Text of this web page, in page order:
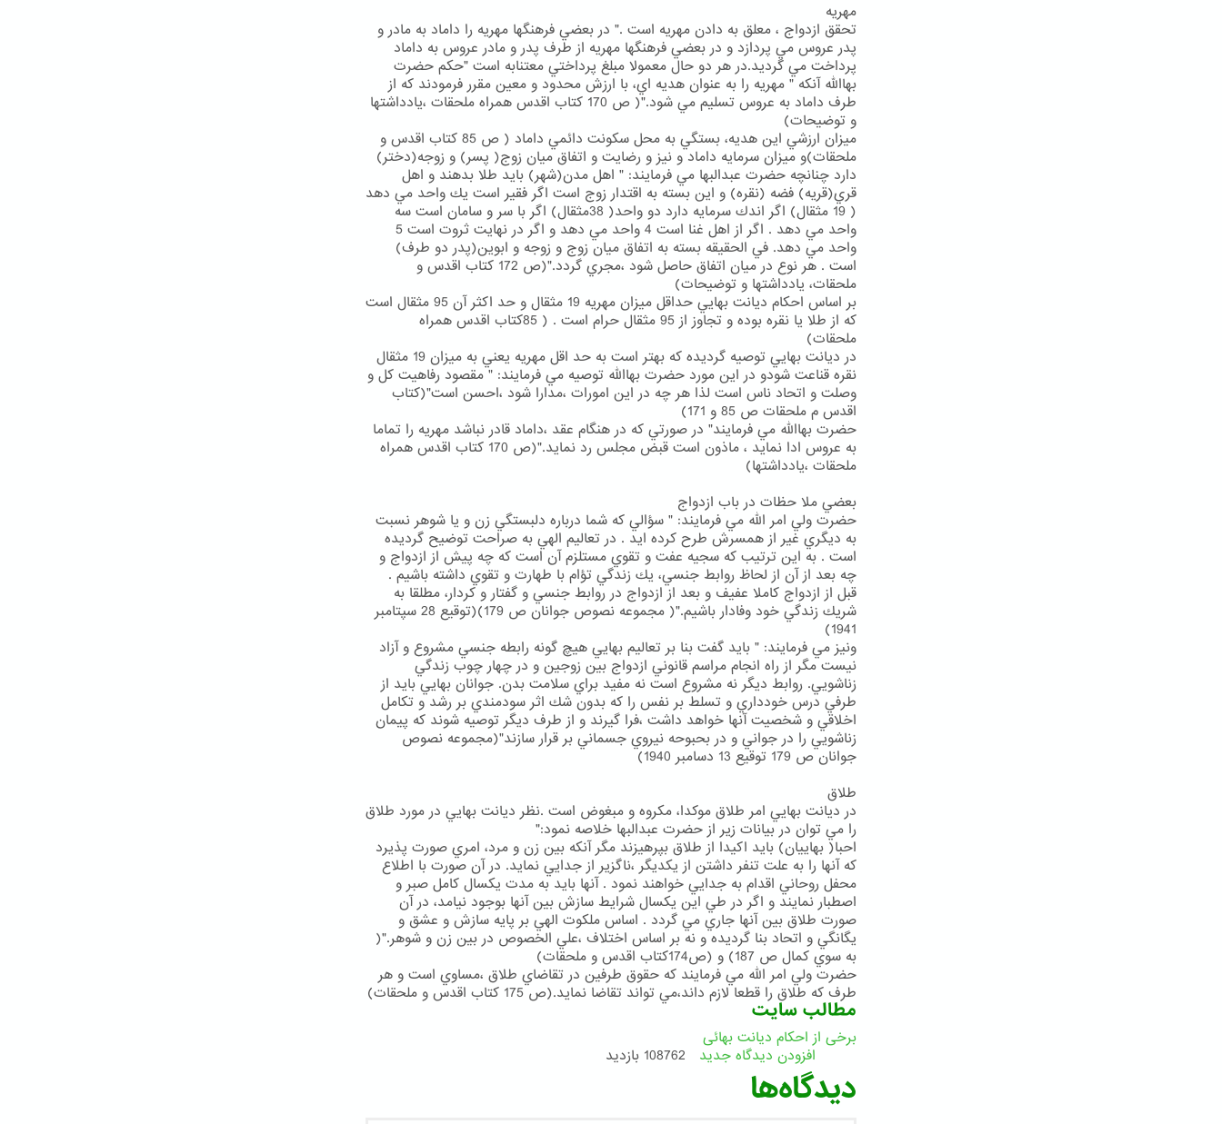
مهريه
تحقق ازدواج ، معلق به دادن مهريه است ." در بعضي فرهنگها مهريه را داماد به مادر و
پدر عروس مي پردازد و در بعضي فرهنگها مهريه از طرف پدر و مادر عروس به داماد
پرداخت مي گرديد.در هر دو حال معمولا مبلغ پرداختي معتنابه است "حكم حضرت
بهاالله آنكه " مهريه را به عنوان هديه اي، با ارزش محدود و معين مقرر فرمودند كه از
طرف داماد به عروس تسليم مي شود."( ص 170 كتاب اقدس همراه ملحقات ،يادداشتها
و توضيحات)
ميزان ارزشي اين هديه، بستگي به محل سكونت دائمي داماد ( ص 85 كتاب اقدس و
ملحقات)و ميزان سرمايه داماد و نيز و رضايت و اتفاق ميان زوج( پسر) و زوجه(دختر)
دارد چنانچه حضرت عبدالبها مي فرمايند: " اهل مدن(شهر) بايد طلا بدهند و اهل
قري(قريه) فضه (نقره) و اين بسته به اقتدار زوج است اگر فقير است يك واحد مي دهد
( 19 مثقال) اگر اندك سرمايه دارد دو واحد( 38مثقال) اگر با سر و سامان است سه
واحد مي دهد . اگر از اهل غنا است 4 واحد مي دهد و اگر در نهايت ثروت است 5
واحد مي دهد. في الحقيقه بسته به اتفاق ميان زوج و زوجه و ابوين(پدر دو طرف)
است . هر نوع در ميان اتفاق حاصل شود ،مجري گردد."(ص 172 كتاب اقدس و
ملحقات، يادداشتها و توضيحات)
بر اساس احكام ديانت بهايي حداقل ميزان مهريه 19 مثقال و حد اكثر آن 95 مثقال است
كه از طلا يا نقره بوده و تجاوز از 95 مثقال حرام است . ( 85كتاب اقدس همراه
ملحقات)
در ديانت بهايي توصيه گرديده كه بهتر است به حد اقل مهريه يعني به ميزان 19 مثقال
نقره قناعت شودو در اين مورد حضرت بهاالله توصيه مي فرمايند: " مقصود رفاهيت كل و
وصلت و اتحاد ناس است لذا هر چه در اين امورات ،مدارا شود ،احسن است"(كتاب
اقدس م ملحقات ص 85 و 171)
حضرت بهاالله مي فرمايند" در صورتي كه در هنگام عقد ،داماد قادر نباشد مهريه را تماما
به عروس ادا نمايد ، ماذون است قبض مجلس رد نمايد."(ص 170 كتاب اقدس همراه
ملحقات ،يادداشتها)
بعضي ملا حظات در باب ازدواج
حضرت ولي امر الله مي فرمايند: " سؤالي كه شما درباره دلبستگي زن و يا شوهر نسبت
به ديگري غير از همسرش طرح كرده ايد . در تعاليم الهي به صراحت توضيح گرديده
است . به اين ترتيب كه سجيه عفت و تقوي مستلزم آن است كه چه پيش از ازدواج و
چه بعد از آن از لحاظ روابط جنسي، يك زندگي تؤام با طهارت و تقوي داشته باشيم .
قبل از ازدواج كاملا عفيف و بعد از ازدواج در روابط جنسي و گفتار و كردار، مطلقا به
شريك زندگي خود وفادار باشيم."( مجموعه نصوص جوانان ص 179)(توقيع 28 سپتامبر
1941)
ونيز مي فرمايند: " بايد گفت بنا بر تعاليم بهايي هيچ گونه رابطه جنسي مشروع و آزاد
نيست مگر از راه انجام مراسم قانوني ازدواج بين زوجين و در چهار چوب زندگي
زناشويي. روابط ديگر نه مشروع است نه مفيد براي سلامت بدن. جوانان بهايي بايد از
طرفي درس خودداري و تسلط بر نفس را كه بدون شك اثر سودمندي بر رشد و تكامل
اخلاقي و شخصيت آنها خواهد داشت ،فرا گيرند و از طرف ديگر توصيه شوند كه پيمان
زناشويي را در جواني و در بحبوحه نيروي جسماني بر قرار سازند"(مجموعه نصوص
جوانان ص 179 توقيع 13 دسامبر 1940)
طلاق
در ديانت بهايي امر طلاق موكدا، مكروه و مبغوض است .نظر ديانت بهايي در مورد طلاق
را مي توان در بيانات زير از حضرت عبدالبها خلاصه نمود:"
احبا( بهاييان) بايد اكيدا از طلاق بپرهيزند مگر آنكه بين زن و مرد، امري صورت پذيرد
كه آنها را به علت تنفر داشتن از يكديگر ،ناگزير از جدايي نمايد. در آن صورت با اطلاع
محفل روحاني اقدام به جدايي خواهند نمود . آنها بايد به مدت يكسال كامل صبر و
اصطبار نمايند و اگر در طي اين يكسال شرايط سازش بين آنها بوجود نيامد، در آن
صورت طلاق بين آنها جاري مي گردد . اساس ملكوت الهي بر پايه سازش و عشق و
يگانگي و اتحاد بنا گرديده و نه بر اساس اختلاف ،علي الخصوص در بين زن و شوهر."(
به سوي كمال ص 187) و (ص174كتاب اقدس و ملحقات)
حضرت ولي امر الله مي فرمايند كه حقوق طرفين در تقاضاي طلاق ،مساوي است و هر
طرف كه طلاق را قطعا لازم داند،مي تواند تقاضا نمايد.(ص 175 كتاب اقدس و ملحقات)
مطالب سایت
برخی از احکام دیانت بهائی
افزودن دیدگاه جدید
108762 بازدید
دیدگاه‌ها